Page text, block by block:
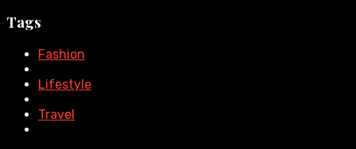
Tags
Fashion
Lifestyle
Travel